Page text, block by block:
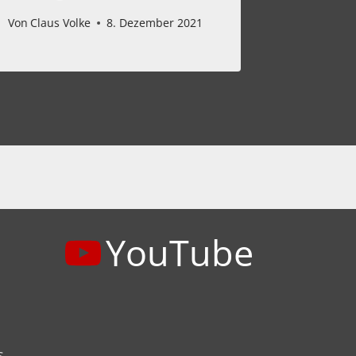
Von Claus Volke 8. Dezember 2021
YouTube